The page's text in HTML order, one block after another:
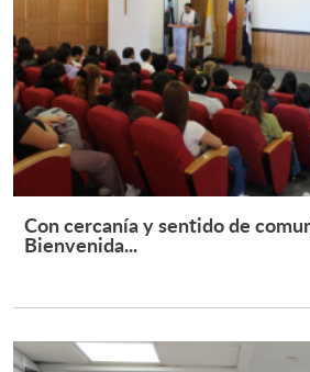
Con cercanía y sentido de
Bienvenida...